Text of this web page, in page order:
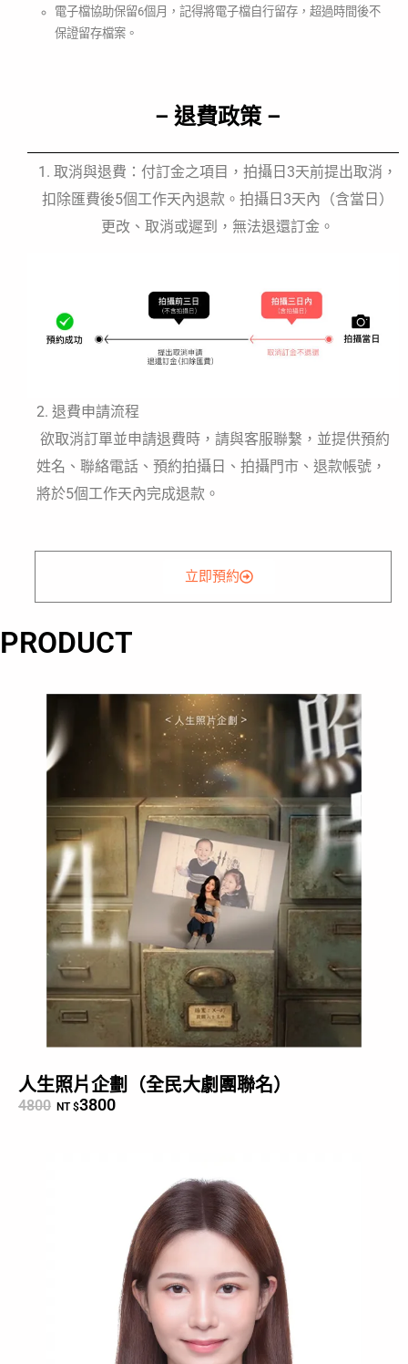
電子檔協助保留6個月，記得將電子檔自行留存，超過時間後不
保證留存檔案。
– 退費政策 –
1. 取消與退費：付訂金之項目，拍攝日3天前提出取消，
扣除匯費後5個工作天內退款。拍攝日3天內（含當日）
更改、取消或遲到，無法退還訂金。
2. 退費申請流程
欲取消訂單並申請退費時，請與客服聯繫，並提供預約
姓名、聯絡電話、預約拍攝日、拍攝門市、退款帳號，
將於5個工作天內完成退款。
立即預約
PRODUCT
人生照片企劃（全民大劇團聯名）
4800 NT $3800